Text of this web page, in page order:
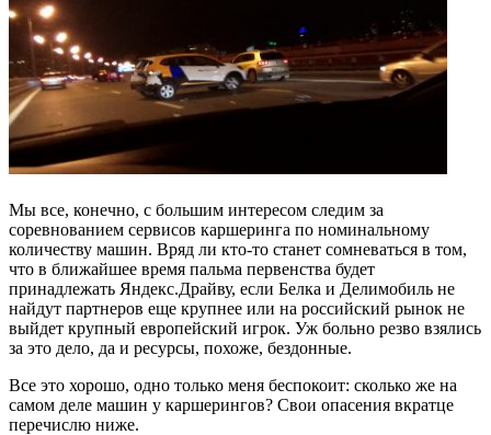
Мы все, конечно, с большим интересом следим за
соревнованием сервисов каршеринга по номинальному
количеству машин. Вряд ли кто-то станет сомневаться в том,
что в ближайшее время пальма первенства будет
принадлежать Яндекс.Драйву, если Белка и Делимобиль не
найдут партнеров еще крупнее или на российский рынок не
выйдет крупный европейский игрок. Уж больно резво взялись
за это дело, да и ресурсы, похоже, бездонные.
Все это хорошо, одно только меня беспокоит: сколько же на
самом деле машин у каршерингов? Свои опасения вкратце
перечислю ниже.